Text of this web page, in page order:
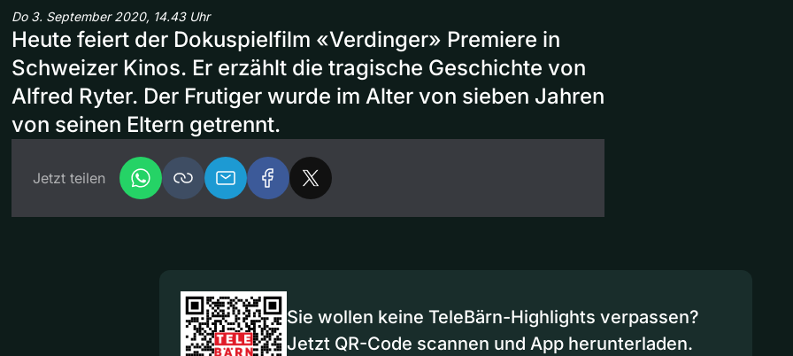
Do 3. September 2020, 14.43 Uhr
Heute feiert der Dokuspielfilm «Verdinger» Premiere in
Schweizer Kinos. Er erzählt die tragische Geschichte von
Alfred Ryter. Der Frutiger wurde im Alter von sieben Jahren
von seinen Eltern getrennt.
Jetzt teilen
Sie wollen keine TeleBärn-Highlights verpassen?
Jetzt QR-Code scannen und App herunterladen.